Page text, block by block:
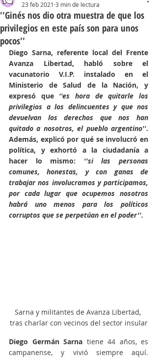
''Ginés nos dio otra muestra de que los
privilegios en este país son para unos
pocos''
23 feb 2021 3 min de lectura
Diego Sarna, referente local del Frente
Avanza Libertad, habló sobre el
vacunatorio V.I.P. instalado en el
Ministerio de Salud de la Nación, y
expresó que ''es hora de quitarle los
privilegios a los delincuentes y que nos
devuelvan los derechos que nos han
quitado a nosotros, el pueblo argentino''.
Además, explicó por qué se involucró en
política, y exhortó a la ciudadanía a
hacer lo mismo: ''si las personas
comunes, honestas, y con ganas de
trabajar nos involucramos y participamos,
por cada lugar que ocupemos nosotros
habrá uno menos para los políticos
corruptos que se perpetúan en el poder''.
Sarna y militantes de Avanza Libertad,
tras charlar con vecinos del sector insular
Diego Germán Sarna tiene 44 años, es
campanense, y vivió siempre aquí.